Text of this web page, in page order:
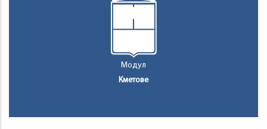
Модул
Кметове